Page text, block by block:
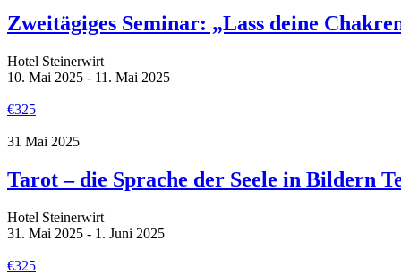
Zweitägiges Seminar: „Lass deine
Hotel Steinerwirt
10. Mai 2025 - 11. Mai 2025
€325
31 Mai 2025
Tarot – die Sprache der Seele in Bildern
Hotel Steinerwirt
31. Mai 2025 - 1. Juni 2025
€325